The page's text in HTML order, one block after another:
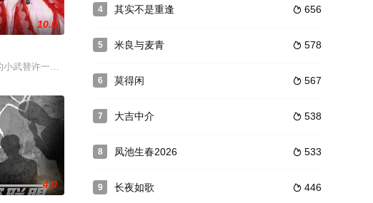
菲主演的蓝依婷在探
们的热心肠，实现“帮助别人，快乐自己，送人玫瑰，手
来到了一间宠物医院，在那里开始了他的实习生涯。尽管身为一名正经的医生，学习的
10.0
小武替许一诺，和大明星周洛琛不小心吻在了一起，导致女主角宋凝烟前来刁难。三人在
4.0
4  656
其实不是重逢
5  578
米良与麦青
6  567
莫得闲
7  538
大吉中介
8  533
凤池生春2026
9  446
长夜如歌